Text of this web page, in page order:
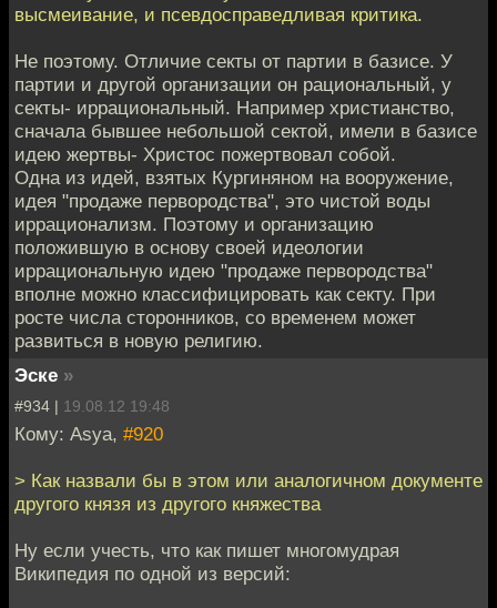
высмеивание, и псевдосправедливая критика.
Не поэтому. Отличие секты от партии в базисе. У
партии и другой организации он рациональный, у
секты- иррациональный. Например христианство,
сначала бывшее небольшой сектой, имели в базисе
идею жертвы- Христос пожертвовал собой.
Одна из идей, взятых Кургиняном на вооружение,
идея "продаже первородства", это чистой воды
иррационализм. Поэтому и организацию
положившую в основу своей идеологии
иррациональную идею "продаже первородства"
вполне можно классифицировать как секту. При
росте числа сторонников, со временем может
развиться в новую религию.
Эске »
#934 | 19.08.12 19:48
Кому: Asya, #920
> Как назвали бы в этом или аналогичном документе
другого князя из другого княжества
Ну если учесть, что как пишет многомудрая
Википедия по одной из версий: